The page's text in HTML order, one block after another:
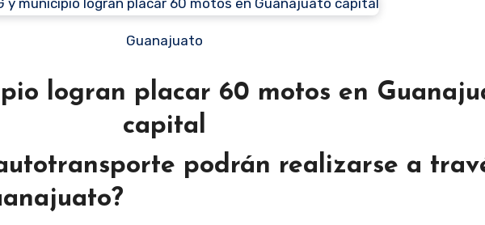
Guanajuato
logran placar 60 motos en
capital
podrán realizarse a